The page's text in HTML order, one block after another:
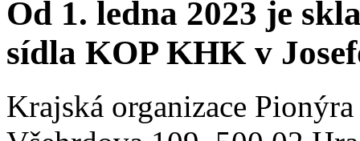
Od 1. ledna 2023 je
sídla KOP KHK v
Krajská organizace